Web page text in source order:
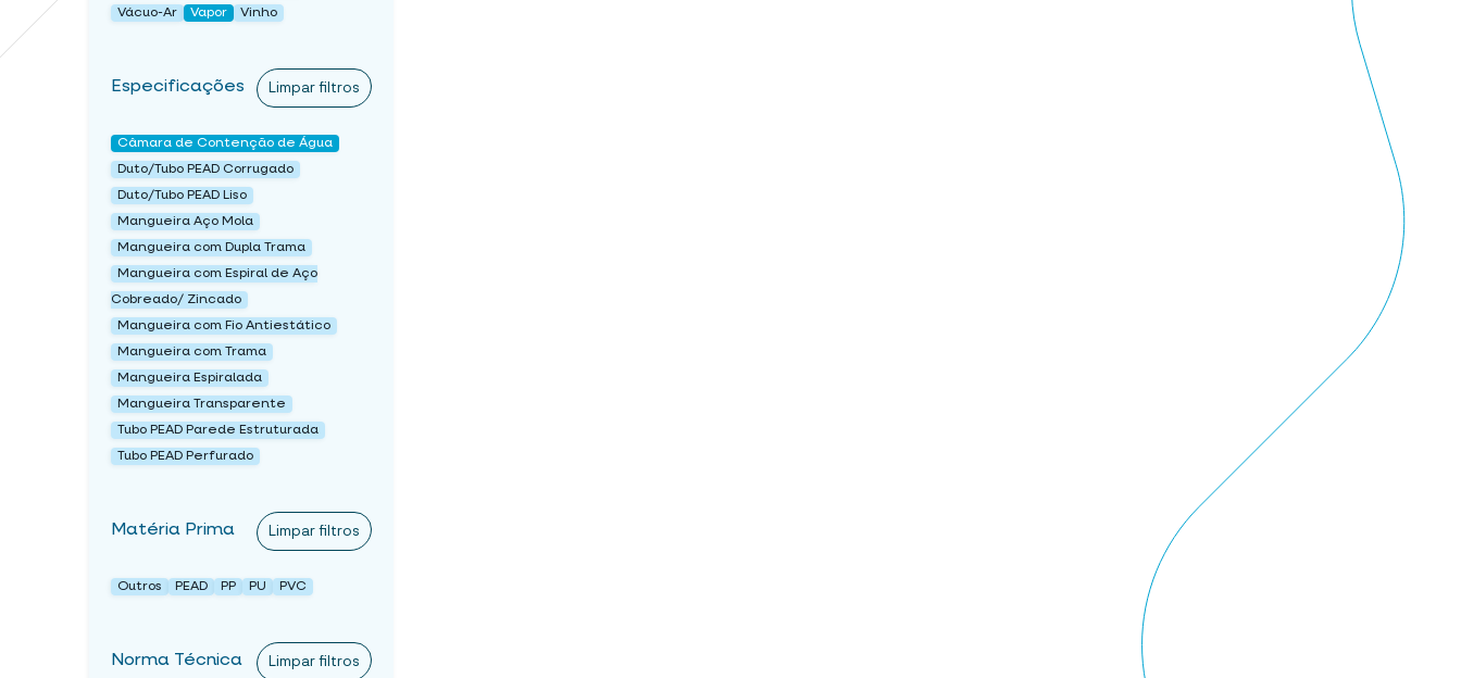
Vácuo-Ar
Vapor Vinho
Especificações Limpar filtros
Câmara de Contenção de Água
Duto/Tubo PEAD Corrugado
Duto/Tubo PEAD Liso
Mangueira Aço Mola
Mangueira com Dupla Trama
Mangueira com Espiral de Aço
Cobreado/ Zincado
Mangueira com Fio Antiestático
Mangueira com Trama
Mangueira Espiralada
Mangueira Transparente
Tubo PEAD Parede Estruturada
Tubo PEAD Perfurado
Matéria Prima Limpar filtros
Outros PEAD PP PU PVC
Norma Técnica Limpar filtros